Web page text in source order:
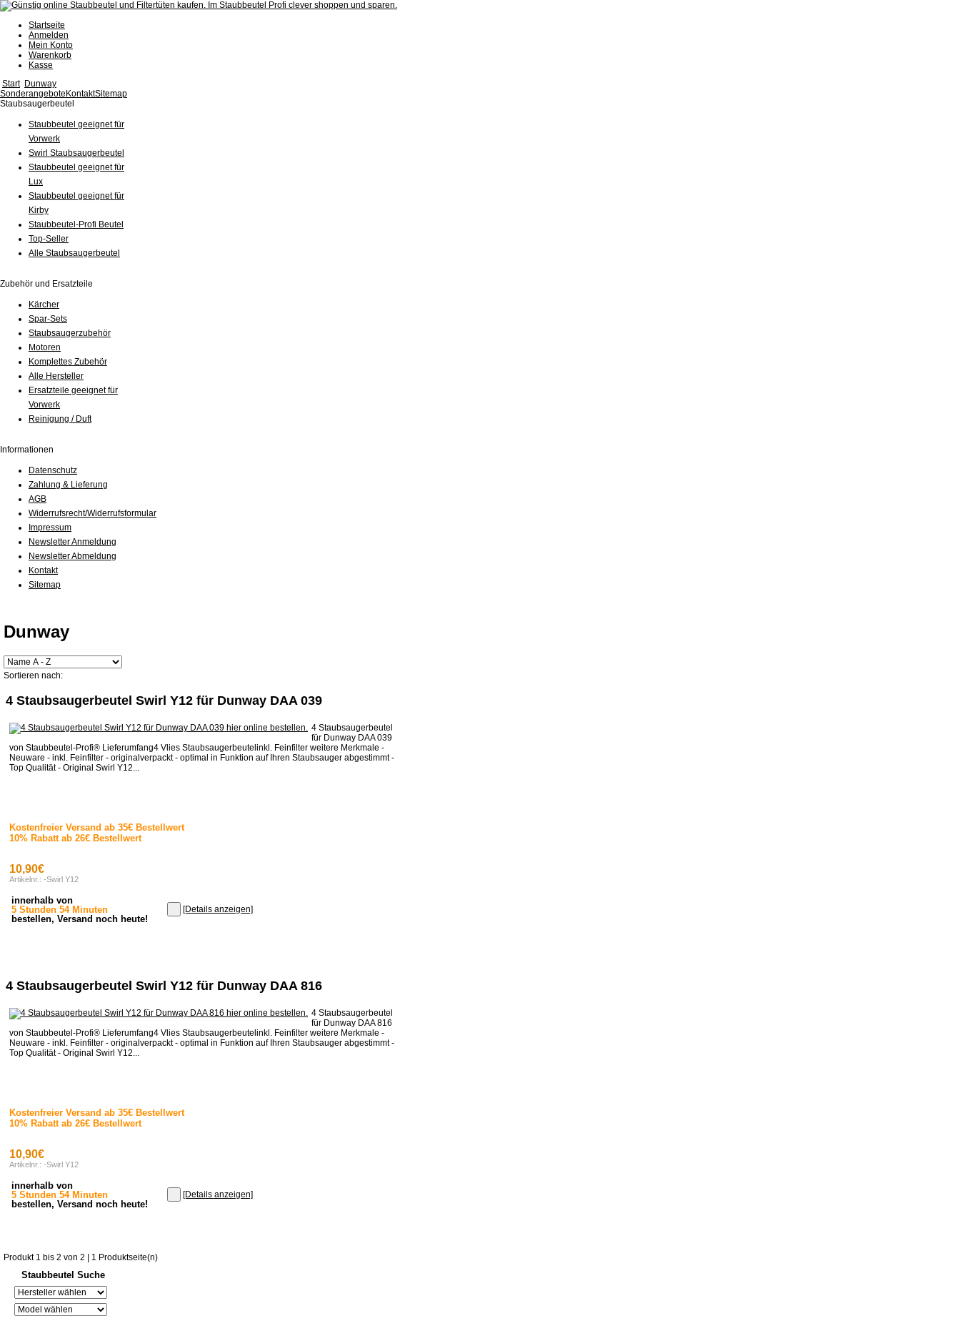
Startseite
Anmelden
Mein Konto
Warenkorb
Kasse
Start Dunway
Sonderangebote KontaktSitemap
Staubsaugerbeutel
Staubbeutel geeignet für
Vorwerk
Swirl Staubsaugerbeutel
Staubbeutel geeignet für
Lux
Staubbeutel geeignet für
Kirby
Staubbeutel-Profi Beutel
Top-Seller
Alle Staubsaugerbeutel
Zubehör und Ersatzteile
Kärcher
Spar-Sets
Staubsaugerzubehör
Motoren
Komplettes Zubehör
Alle Hersteller
Ersatzteile geeignet für
Vorwerk
Reinigung / Duft
Informationen
Datenschutz
Zahlung & Lieferung
AGB
Widerrufsrecht/Widerrufsformular
Impressum
Newsletter Anmeldung
Newsletter Abmeldung
Kontakt
Sitemap
Dunway
Sortieren nach:
4 Staubsaugerbeutel Swirl Y12 für Dunway DAA 039
4 Staubsaugerbeutel
für Dunway DAA 039
von Staubbeutel-Profi® Lieferumfang4 Vlies Staubsaugerbeutelinkl. Feinfilter weitere Merkmale -
Neuware - inkl. Feinfilter - originalverpackt - optimal in Funktion auf Ihren Staubsauger abgestimmt -
Top Qualität - Original Swirl Y12...
Kostenfreier Versand ab 35€ Bestellwert
10% Rabatt ab 26€ Bestellwert
10,90€
Artikelnr.: -Swirl Y12
innerhalb von
5 Stunden 54 Minuten
bestellen, Versand noch heute!
[Details anzeigen]
4 Staubsaugerbeutel Swirl Y12 für Dunway DAA 816
4 Staubsaugerbeutel
für Dunway DAA 816
von Staubbeutel-Profi® Lieferumfang4 Vlies Staubsaugerbeutelinkl. Feinfilter weitere Merkmale -
Neuware - inkl. Feinfilter - originalverpackt - optimal in Funktion auf Ihren Staubsauger abgestimmt -
Top Qualität - Original Swirl Y12...
Kostenfreier Versand ab 35€ Bestellwert
10% Rabatt ab 26€ Bestellwert
10,90€
Artikelnr.: -Swirl Y12
innerhalb von
5 Stunden 54 Minuten
bestellen, Versand noch heute!
[Details anzeigen]
Produkt 1 bis 2 von 2 | 1 Produktseite(n)
Staubbeutel Suche